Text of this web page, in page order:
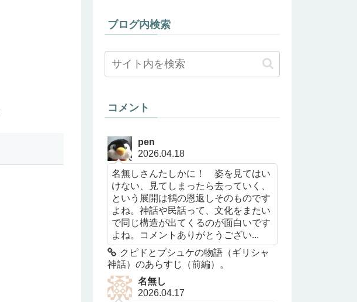
ブログ内検索
コメント
pen
2026.04.18
名無しさんたしかに！ 姿を見てはい
けない、見てしまったら去っていく、
という展開は鶴の恩返しそのものです
よね。神話や民話って、文化をまたい
で同じ構造が出てくるのが面白いです
よね。コメントありがとうござい...
クピドとプシュケの物語（ギリシャ
神話）のあらすじ（前編）。
名無し
2026.04.17